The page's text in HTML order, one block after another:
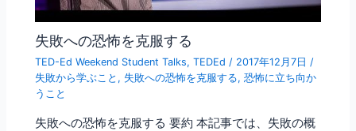
失敗への恐怖を克服する
TED-Ed Weekend Student Talks,TEDEd / 2017年12月7日/
失敗から学ぶこと , 失敗への恐怖を克服する,恐怖に立ち向か
うこと
失敗への恐怖を克服する 要約 本記事では、失敗の概